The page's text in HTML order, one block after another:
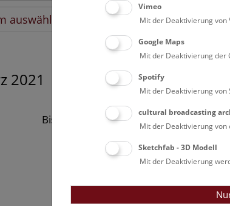
auswählen
2021
Bisher keine Ergebnisse. Dienstags ist
Vimeo
Mit der Deaktivierung
Google Maps
Mit der Deaktivierung der
Spotify
Mit der Deaktivierung
cultural broadcasting
Mit der Deaktivierung von
Sketchfab - 3D Modell
Mit der Deaktivierung